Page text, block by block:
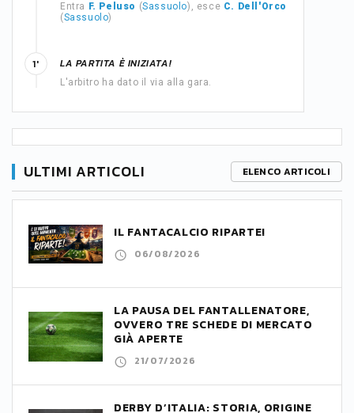
Entra F. Peluso (Sassuolo), esce C. Dell'Orco
(Sassuolo)
LA PARTITA È INIZIATA!
L'arbitro ha dato il via alla gara.
1'
ULTIMI ARTICOLI ELENCO ARTICOLI
IL FANTACALCIO RIPARTE!
06/08/2026
LA PAUSA DEL FANTALLENATORE,
OVVERO TRE SCHEDE DI MERCATO
GIÀ APERTE
21/07/2026
DERBY D’ITALIA: STORIA, ORIGINE